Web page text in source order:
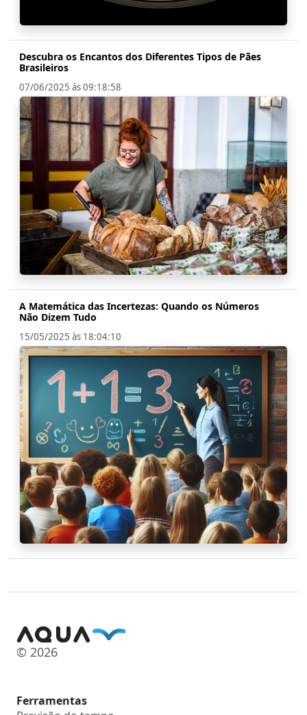
Descubra os Encantos dos Diferentes Tipos de Pães
Brasileiros
07/06/2025 às 09:18:58
A Matemática das Incertezas: Quando os Números
Não Dizem Tudo
15/05/2025 às 18:04:10
© 2026
Ferramentas